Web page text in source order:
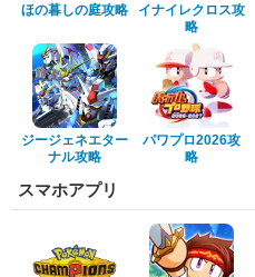
ほの暮しの庭攻略
イナイレクロス攻
略
ジージェネエター
ナル攻略
パワプロ2026攻
略
スマホアプリ